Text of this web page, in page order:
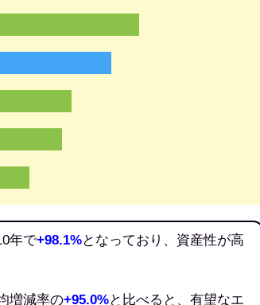
年で+98.1%となっており、資産性が高
増減率の+95.0%と比べると、有望なエ